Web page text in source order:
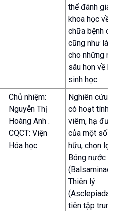
thể đánh giá
khoa học về
chữa bệnh
cũng như
cho những
sâu hơn về
sinh học.
Chủ nhiệm:
Nguyễn Thị
Hoàng Anh .
CQCT: Viện
Hóa học
Nghiên cứu
có hoạt tính
viêm, hạ
của một số
hữu, chọn
Bóng nước
Thiên lý
tiên tập